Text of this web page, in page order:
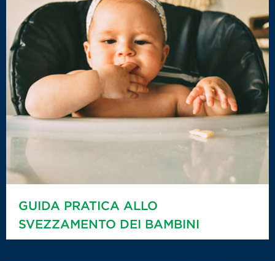
GUIDA PRATICA ALLO
SVEZZAMENTO DEI BAMBINI